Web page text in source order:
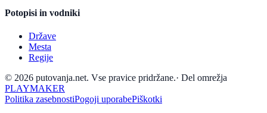
Potopisi in vodniki
Države
Mesta
Regije
© 2026 putovanja.net. Vse pravice pridržane.· Del omrežja
PLAYMAKER
Politika zasebnostiPogoji uporabePiškotki